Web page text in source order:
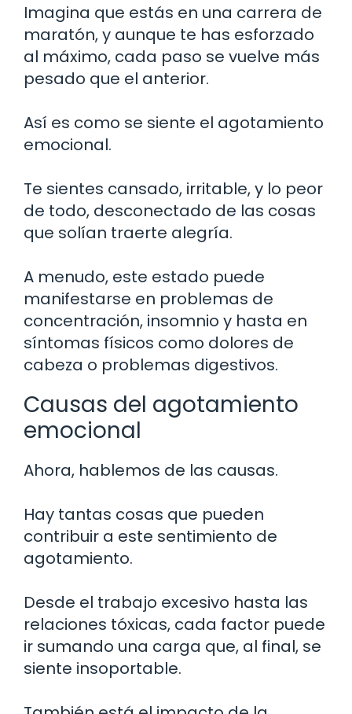
Imagina que estás en una carrera de
maratón, y aunque te has esforzado
al máximo, cada paso se vuelve más
pesado que el anterior.
Así es como se siente el agotamiento
emocional.
Te sientes cansado, irritable, y lo peor
de todo, desconectado de las cosas
que solían traerte alegría.
A menudo, este estado puede
manifestarse en problemas de
concentración, insomnio y hasta en
síntomas físicos como dolores de
cabeza o problemas digestivos.
Causas del agotamiento
emocional
Ahora, hablemos de las causas.
Hay tantas cosas que pueden
contribuir a este sentimiento de
agotamiento.
Desde el trabajo excesivo hasta las
relaciones tóxicas, cada factor puede
ir sumando una carga que, al final, se
siente insoportable.